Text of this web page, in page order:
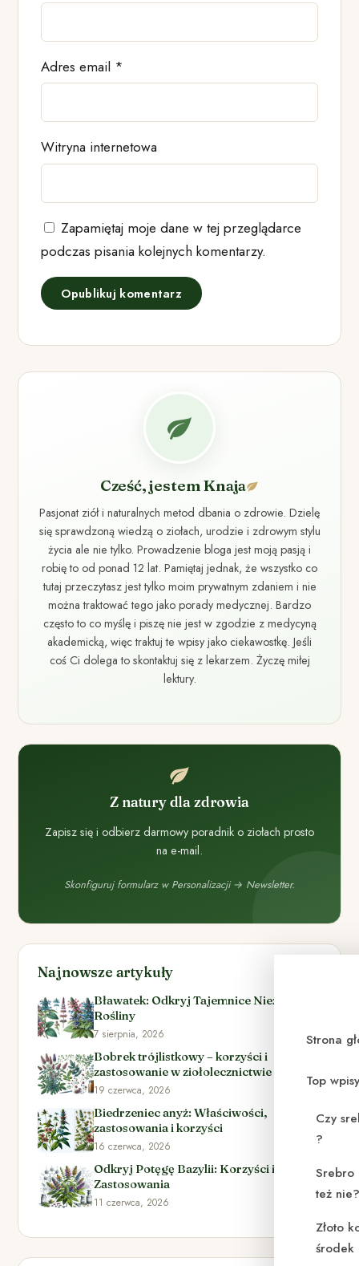
Strona
Top
Czy
?
też
Złoto
środek
Adres email *
Witryna internetowa
Zapamiętaj moje dane w tej przeglądarce
podczas pisania kolejnych komentarzy.
Cześć, jestem Knaja
Pasjonat ziół i naturalnych metod dbania o zdrowie. Dzielę
się sprawdzoną wiedzą o ziołach, urodzie i zdrowym stylu
życia ale nie tylko. Prowadzenie bloga jest moją pasją i
robię to od ponad 12 lat. Pamiętaj jednak, że wszystko co
tutaj przeczytasz jest tylko moim prywatnym zdaniem i nie
można traktować tego jako porady medycznej. Bardzo
często to co myślę i piszę nie jest w zgodzie z medycyną
akademicką, więc traktuj te wpisy jako ciekawostkę. Jeśli
coś Ci dolega to skontaktuj się z lekarzem. Życzę miłej
lektury.
Z natury dla zdrowia
Zapisz się i odbierz darmowy poradnik o ziołach prosto
na e-mail.
Skonfiguruj formularz w Personalizacji → Newsletter.
Najnowsze artykuły
Bławatek: Odkryj Tajemnice Niezwykłej
Rośliny
7 sierpnia, 2026
Bobrek trójlistkowy – korzyści i
zastosowanie w ziołolecznictwie
19 czerwca, 2026
Biedrzeniec anyż: Właściwości,
zastosowania i korzyści
16 czerwca, 2026
Odkryj Potęgę Bazylii: Korzyści i
Zastosowania
11 czerwca, 2026